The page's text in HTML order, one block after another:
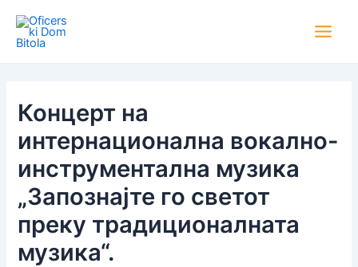
content
Концерт на
интернационална вокално-
инструментална музика
„Запознајте го светот
преку традиционалната
музика“.
navigation